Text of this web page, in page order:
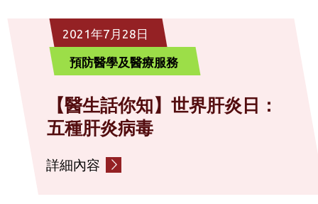
2021年7月28日
預防醫學及醫療服務
【醫生話你知】世界肝炎日：
五種肝炎病毒
詳細內容